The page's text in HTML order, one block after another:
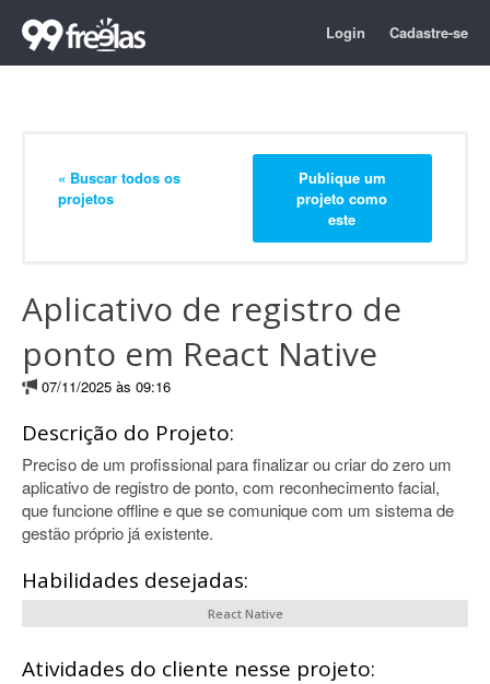
Login Cadastre-se
« Buscar todos os
projetos
Publique um
projeto como
este
Aplicativo de registro de
ponto em React Native
07/11/2025 às 09:16
Descrição do Projeto:
Preciso de um profissional para finalizar ou criar do zero um
aplicativo de registro de ponto, com reconhecimento facial,
que funcione offline e que se comunique com um sistema de
gestão próprio já existente.
Habilidades desejadas:
React Native
Atividades do cliente nesse projeto: